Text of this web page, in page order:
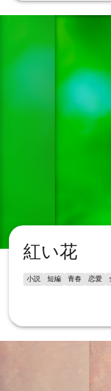
紅い花
小説 短編 青春 恋愛